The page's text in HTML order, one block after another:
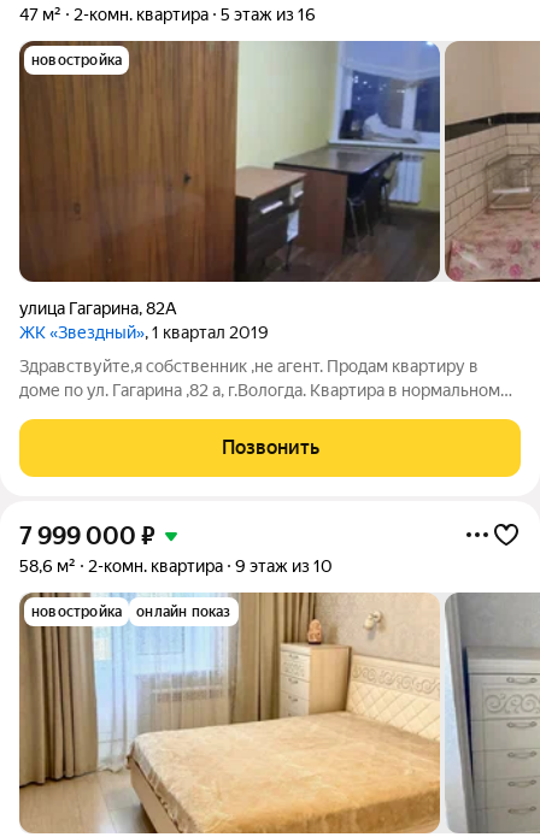
47 м² 2-комн. квартира 5 этаж из 16
новостройка
улица Гагарина,82А
ЖК «Звездный», 1 квартал 2019
Здравствуйте,я собственник ,не агент. Продам квартиру в
доме по ул. Гагарина ,82 а, г.Вологда. Квартира в нормальном
,приличные соседи. Удобное месторасположение. Мебель
частично . По всем
Позвонить
7 999 000 ₽
58,6 м² 2-комн. квартира 9 этаж из 10
новостройка онлайн показ